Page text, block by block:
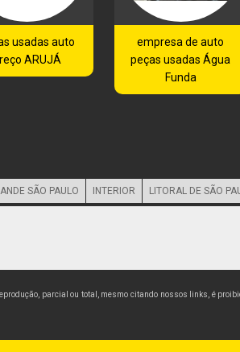
usadas auto
ARUJÁ
empresa de auto
peças usadas Água
Funda
SÃO PAULO INTERIOR LITORAL DE SÃO
parcial ou total, mesmo citando nossos links, é